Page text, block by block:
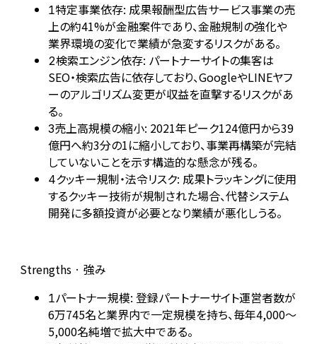
1特定事業依存: 成果報酬型広告サービス事業の売
上の約41%が金融案件であり、金融規制の強化や
業界環境の変化で業績が急変するリスクがある。
2検索エンジン依存: パートナーサイトの集客は
SEO・検索広告に依存しており、GoogleやLINEヤフ
ーのアルゴリズム変更が収益を直撃するリスクがあ
る。
3売上高規模の縮小: 2021年ピーク124億円から39
億円へ約3分の1に縮小しており、事業再構築が完結
していないことを示す構造的な懸念が残る。
4クッキー規制・法令リスク: 成果トラッキングに使用
するクッキー技術が規制された場合、代替システム
開発に多額投資が必要となり業績が悪化しうる。
Strengths · 強み
1パートナー規模: 登録パートナーサイト運営者数が
6万745名と業界内で一定規模を持ち、毎年4,000〜
5,000名純増で拡大中である。